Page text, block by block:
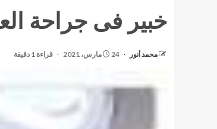
خبير فى جراحة
محمد أنور 24 مارس، 2021 قراءة 1 دقيقة